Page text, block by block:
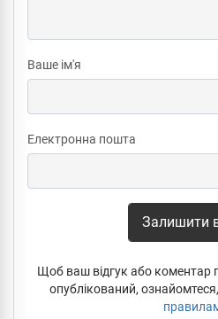
Ваше ім'я
Електронна пошта
Залишити
Щоб ваш відгук або коментар
опублікований,